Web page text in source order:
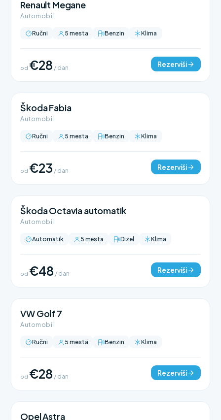
Renault Megane
Automobili
Ručni 5 mesta Benzin Klima
od €28 / dan Rezerviši
Škoda Fabia
Automobili
Ručni 5 mesta Benzin Klima
od €23 / dan Rezerviši
Škoda Octavia automatik
Automobili
Automatik 5 mesta Dizel Klima
od €48 / dan Rezerviši
VW Golf 7
Automobili
Ručni 5 mesta Benzin Klima
od €28 / dan Rezerviši
Opel Astra